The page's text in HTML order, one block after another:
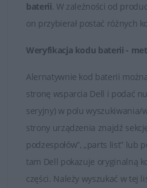
Dobór baterii do laptopów
baterii. W zależności od
on przybierał postać różnych
Weryfikacja kodu baterii -
Alernatywnie kod baterii
stronę wsparcia Dell i podać
seryjny) w polu wyszukiwania/
strony urządzenia znajdź
podzespołów”, „parts list”
tam Dell pokazuje oryginalną
części. Należy wyszukać w tej